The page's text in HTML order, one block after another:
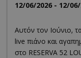
12/06/2026 - 12/
Αυτόν τον Ιούνιο,
live πιάνο και
στο RESERVA 52